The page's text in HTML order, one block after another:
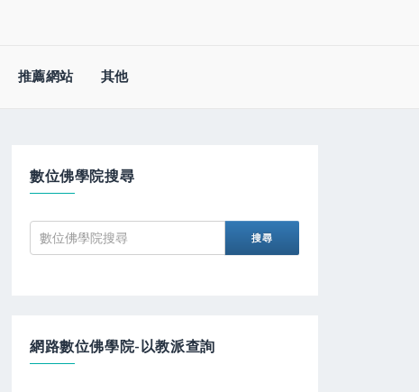
推薦網站 其他
數位佛學院搜尋
網路數位佛學院-以教派查詢